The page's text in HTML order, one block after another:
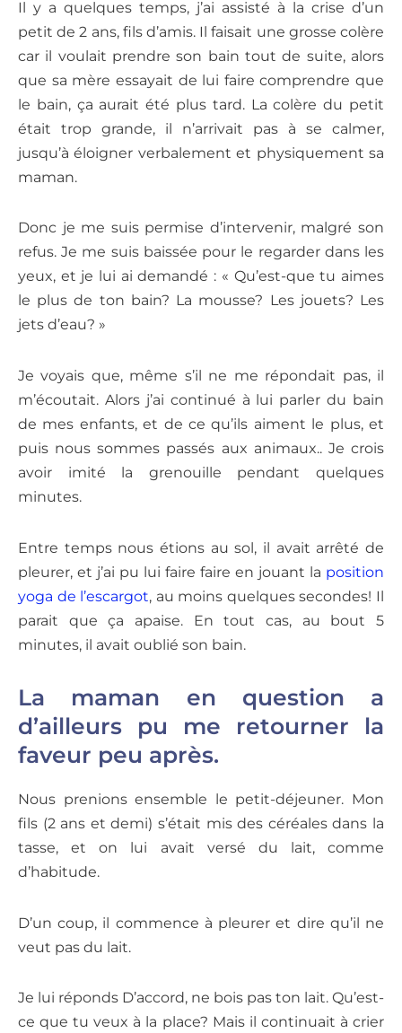
Il y a quelques temps, j’ai assisté à la crise d’un
petit de 2 ans, fils d’amis. Il faisait une grosse colère
car il voulait prendre son bain tout de suite, alors
que sa mère essayait de lui faire comprendre que
le bain, ça aurait été plus tard. La colère du petit
était trop grande, il n’arrivait pas à se calmer,
jusqu’à éloigner verbalement et physiquement sa
maman.
Donc je me suis permise d’intervenir, malgré son
refus. Je me suis baissée pour le regarder dans les
yeux, et je lui ai demandé : « Qu’est-que tu aimes
le plus de ton bain? La mousse? Les jouets? Les
jets d’eau? »
Je voyais que, même s’il ne me répondait pas, il
m’écoutait. Alors j’ai continué à lui parler du bain
de mes enfants, et de ce qu’ils aiment le plus, et
puis nous sommes passés aux animaux.. Je crois
avoir imité la grenouille pendant quelques
minutes.
Entre temps nous étions au sol, il avait arrêté de
pleurer, et j’ai pu lui faire faire en jouant la position
yoga de l’escargot, au moins quelques secondes! Il
parait que ça apaise. En tout cas, au bout 5
minutes, il avait oublié son bain.
La maman en question a
d’ailleurs pu me retourner la
faveur peu après.
Nous prenions ensemble le petit-déjeuner. Mon
fils (2 ans et demi) s’était mis des céréales dans la
tasse, et on lui avait versé du lait, comme
d’habitude.
D’un coup, il commence à pleurer et dire qu’il ne
veut pas du lait.
Je lui réponds D’accord, ne bois pas ton lait. Qu’est-
ce que tu veux à la place? Mais il continuait à crier